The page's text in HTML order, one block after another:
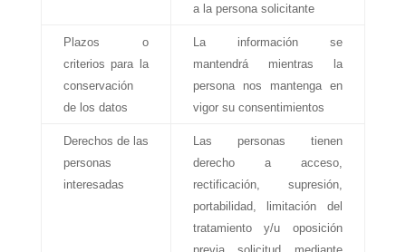
a la persona solicitante
Plazos o
criterios para la
conservación
de los datos
La información se
mantendrá mientras la
persona nos mantenga en
vigor su consentimientos
Derechos de las
personas
interesadas
Las personas tienen
derecho a acceso,
rectificación, supresión,
portabilidad, limitación del
tratamiento y/u oposición